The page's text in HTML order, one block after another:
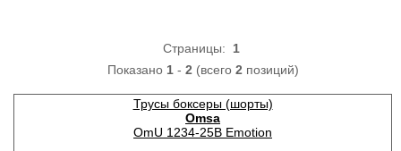
Страницы: 1
Показано 1- 2 (всего 2 позиций)
Трусы боксеры (шорты)
Omsa
OmU 1234-25B Emotion